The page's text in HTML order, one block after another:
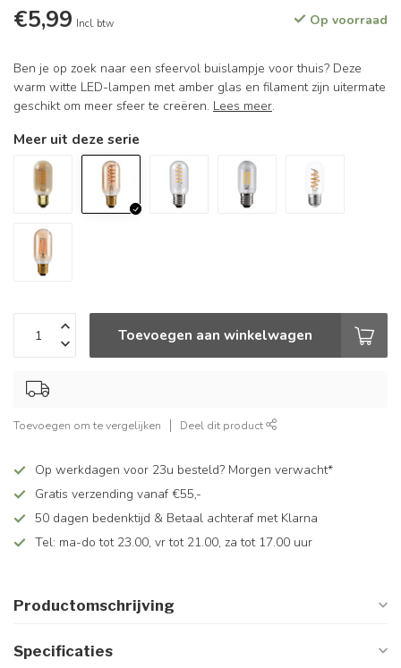
€5,99 Incl. btw Op voorraad
Ben je op zoek naar een sfeervol buislampje voor thuis? Deze
warm witte LED-lampen met amber glas en filament zijn uitermate
geschikt om meer sfeer te creëren. Lees meer.
Meer uit deze serie
Toevoegen aan winkelwagen
Toevoegen om te vergelijken Deel dit product
Op werkdagen voor 23u besteld? Morgen verwacht*
Gratis verzending vanaf €55,-
50 dagen bedenktijd & Betaal achteraf met Klarna
Tel: ma-do tot 23.00, vr tot 21.00, za tot 17.00 uur
Productomschrijving
Specificaties